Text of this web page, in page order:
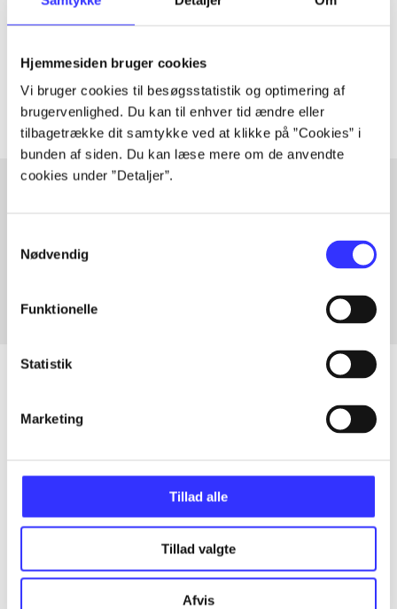
Hjemmesiden bruger cookies
Vi bruger cookies til besøgsstatistik og optimering af
brugervenlighed. Du kan til enhver tid ændre eller
tilbagetrække dit samtykke ved at klikke på ”Cookies” i
bunden af siden. Du kan læse mere om de anvendte
cookies under ”Detaljer”.
Nødvendig
Funktionelle
Statistik
Marketing
Tillad alle
Tillad valgte
Afvis
lorem ipsum dolor sit amet ...
Artiklerne i handler ofte om
Fra
Artikler